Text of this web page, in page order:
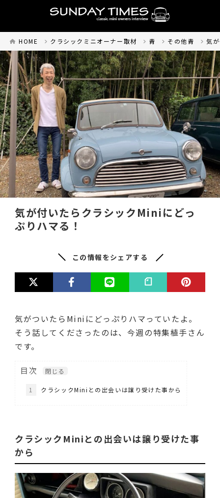
HOME クラシックミニオーナー取材 青 その他青 気
気が付いたらクラシックMiniにどっ
ぷりハマる！
この情報をシェアする
気がついたらMiniにどっぷりハマっていたよ。
そう話してくださったのは、今週の特集植手さん
です。
目次
1 クラシックMiniとの出会いは譲り受けた事から
クラシックMiniとの出会いは譲り受けた事
から